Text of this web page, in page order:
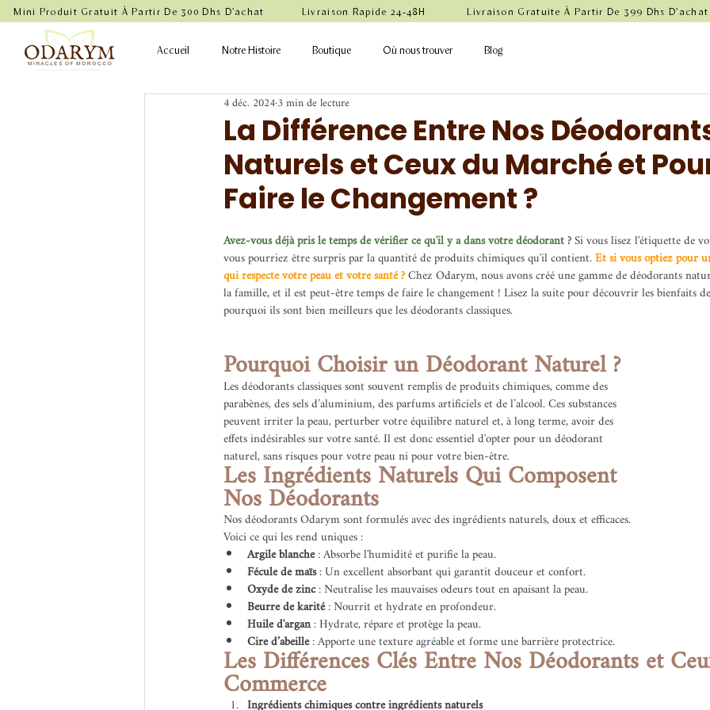
    Mini Produit Gratuit À Partir De 300 Dhs D'achat           Livraison Rapide 24-48H            Livraison Gratuite À Partir De 399 Dhs D'achat
Accueil Notre Histoire Boutique Où nous trouver Blog
La Différence Entre Nos
Naturels et Ceux du Marché et
Faire le Changement ?
4 déc. 20243 min de lecture
Avez-vous déjà pris le temps de vérifier ce qu'il y a dans votre déodorant ? Si vous lisez l'étiquette de
vous pourriez être surpris par la quantité de produits chimiques qu'il contient. Et si vous optiez pour
qui respecte votre peau et votre santé ? Chez Odarym, nous avons créé une gamme de déodorants
la famille, et il est peut-être temps de faire le changement ! Lisez la suite pour découvrir les bienfaits
pourquoi ils sont bien meilleurs que les déodorants classiques.
Pourquoi Choisir un Déodorant Naturel ?
Les déodorants classiques sont souvent remplis de produits chimiques, comme des
parabènes, des sels d’aluminium, des parfums artificiels et de l’alcool. Ces substances
peuvent irriter la peau, perturber votre équilibre naturel et, à long terme, avoir des
effets indésirables sur votre santé. Il est donc essentiel d'opter pour un déodorant
naturel, sans risques pour votre peau ni pour votre bien-être.
Les Ingrédients Naturels Qui Composent
Nos Déodorants
Nos déodorants Odarym sont formulés avec des ingrédients naturels, doux et efficaces.
Voici ce qui les rend uniques :
Argile blanche : Absorbe l'humidité et purifie la peau.
Fécule de maïs : Un excellent absorbant qui garantit douceur et confort.
Oxyde de zinc : Neutralise les mauvaises odeurs tout en apaisant la peau.
Beurre de karité : Nourrit et hydrate en profondeur.
Huile d'argan : Hydrate, répare et protège la peau.
Cire d’abeille : Apporte une texture agréable et forme une barrière protectrice.
Les Différences Clés Entre Nos Déodorants et
Commerce